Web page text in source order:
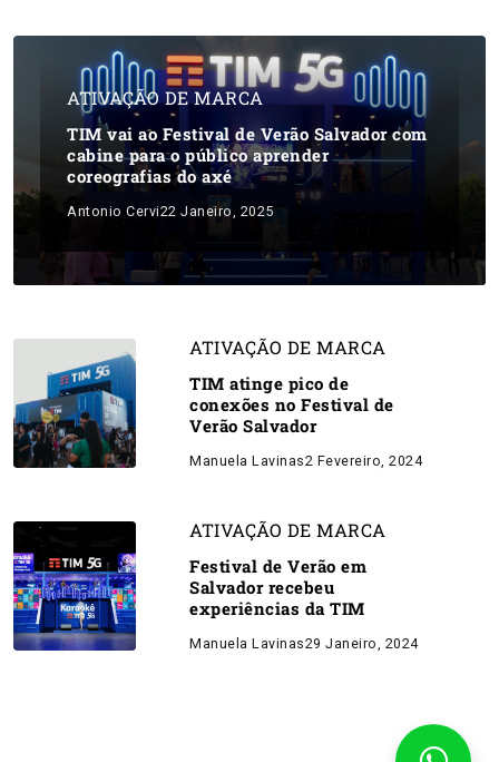
ATIVAÇÃO DE MARCA
TIM vai ao Festival de Verão Salvador com
cabine para o público aprender
coreografias do axé
Antonio Cervi22 Janeiro, 2025
ATIVAÇÃO DE MARCA
TIM atinge pico de
conexões no Festival de
Verão Salvador
Manuela Lavinas2 Fevereiro, 2024
ATIVAÇÃO DE MARCA
Festival de Verão em
Salvador recebeu
experiências da TIM
Manuela Lavinas29 Janeiro, 2024